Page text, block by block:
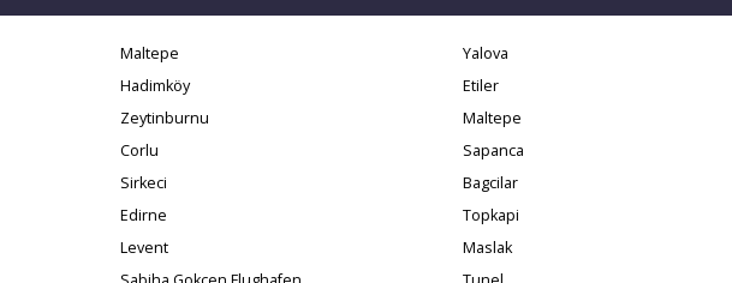
Maltepe
Hadimköy
Zeytinburnu
Corlu
Sirkeci
Edirne
Levent
Yalova
Etiler
Maltepe
Sapanca
Bagcilar
Topkapi
Maslak